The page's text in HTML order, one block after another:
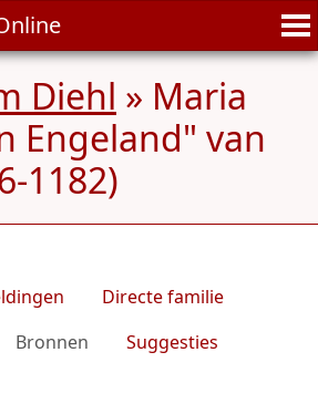
Diehl » Maria
Engeland" van
1182)
Directe familie
Bronnen
Suggesties